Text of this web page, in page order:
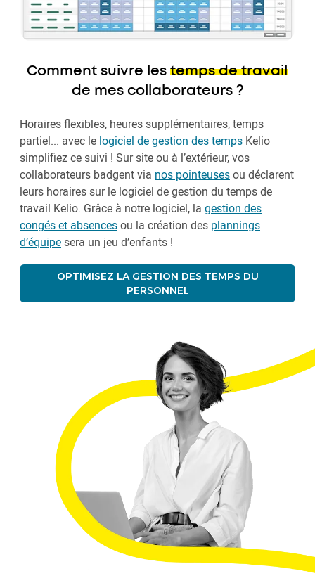
Comment suivre les temps de travail
de mes collaborateurs ?
Horaires flexibles, heures supplémentaires, temps
partiel... avec le logiciel de gestion des temps Kelio
simplifiez ce suivi ! Sur site ou à l’extérieur, vos
collaborateurs badgent via nos pointeusesou déclarent
leurs horaires sur le logiciel de gestion du temps de
travail Kelio. Grâce à notre logiciel, la gestion des
congés et absencesou la création des plannings
d’équipesera un jeu d’enfants !
OPTIMISEZ LA GESTION DES TEMPS DU
PERSONNEL